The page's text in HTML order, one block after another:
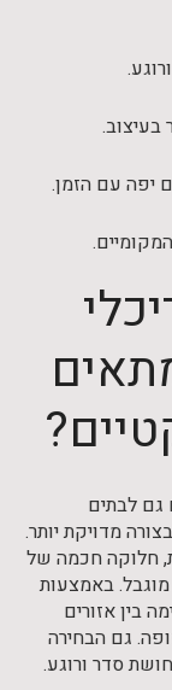
בעיצוב.
יפה עם הזמן.
לבתים
מדויקת יותר.
חלוקה חכמה של
באמצעות
בין אזורים
גם הבחירה
סדר ורוגע.